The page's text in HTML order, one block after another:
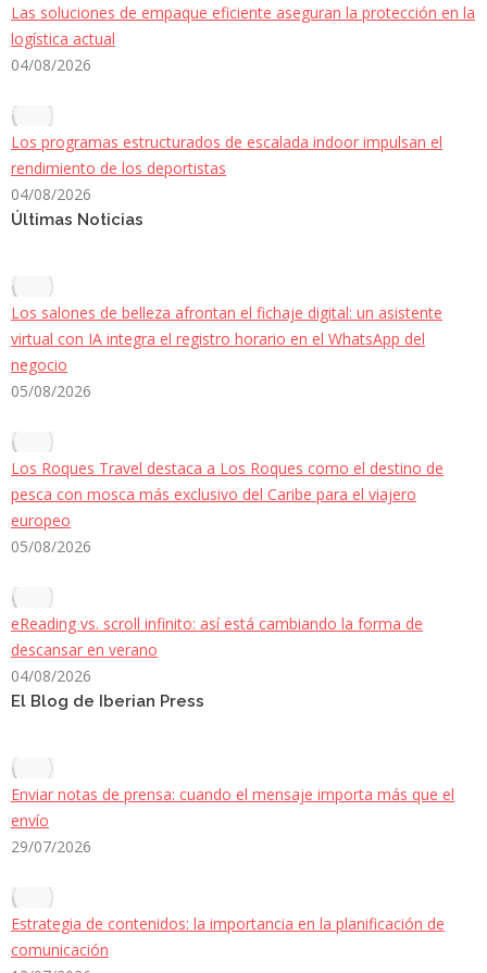
Las soluciones de empaque eficiente aseguran la protección en la
logística actual
04/08/2026
Los programas estructurados de escalada indoor impulsan el
rendimiento de los deportistas
04/08/2026
Últimas Noticias
Los salones de belleza afrontan el fichaje digital: un asistente
virtual con IA integra el registro horario en el WhatsApp del
negocio
05/08/2026
Los Roques Travel destaca a Los Roques como el destino de
pesca con mosca más exclusivo del Caribe para el viajero
europeo
05/08/2026
eReading vs. scroll infinito: así está cambiando la forma de
descansar en verano
04/08/2026
El Blog de Iberian Press
Enviar notas de prensa: cuando el mensaje importa más que el
envío
29/07/2026
Estrategia de contenidos: la importancia en la planificación de
comunicación